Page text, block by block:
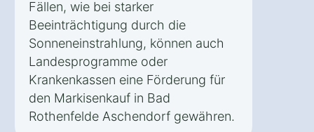
Fällen, wie bei starker
Beeinträchtigung durch die
Sonneneinstrahlung, können auch
Landesprogramme oder
Krankenkassen eine Förderung für
den Markisenkauf in Bad
Rothenfelde Aschendorf gewähren.